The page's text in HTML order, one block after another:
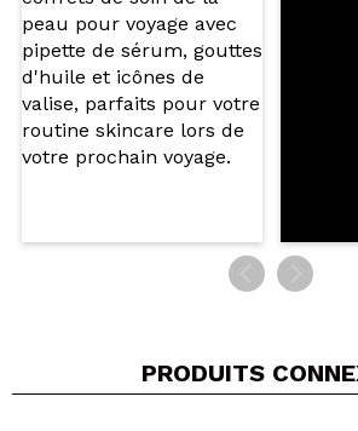
Votre vidéo pourrait être la
Recommandez-vous cet achat?
ENVOYER
PRODUITS